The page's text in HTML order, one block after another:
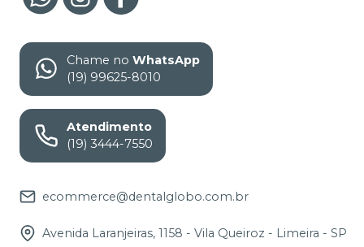
Chame no WhatsApp
(19) 99625-8010
Atendimento
(19) 3444-7550
ecommerce@dentalglobo.com.br
Avenida Laranjeiras, 1158 - Vila Queiroz - Limeira - SP